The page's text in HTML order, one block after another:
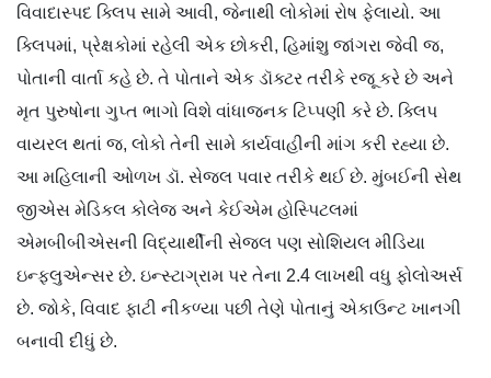
વિવાદાસ્પદ ક્લિપ સામે આવી, જેનાથી લોકોમાં રોષ ફેલાયો. આ
ક્લિપમાં, પ્રેક્ષકોમાં રહેલી એક છોકરી, હિમાંશુ જાંગરા જેવી જ,
પોતાની વાર્તા કહે છે. તે પોતાને એક ડૉક્ટર તરીકે રજૂ કરે છે અને
મૃત પુરુષોના ગુપ્ત ભાગો વિશે વાંધાજનક ટિપ્પણી કરે છે. ક્લિપ
વાયરલ થતાં જ, લોકો તેની સામે કાર્યવાહીની માંગ કરી રહ્યા છે.
આ મહિલાની ઓળખ ડૉ. સેજલ પવાર તરીકે થઈ છે. મુંબઈની સેથ
જીએસ મેડિકલ કોલેજ અને કેઈએમ હોસ્પિટલમાં
એમબીબીએસની વિદ્યાર્થીની સેજલ પણ સોશિયલ મીડિયા
ઇન્ફ્લુએન્સર છે. ઇન્સ્ટાગ્રામ પર તેના 2.4 લાખથી વધુ ફોલોઅર્સ
છે. જોકે, વિવાદ ફાટી નીકળ્યા પછી તેણે પોતાનું એકાઉન્ટ ખાનગી
બનાવી દીધું છે.